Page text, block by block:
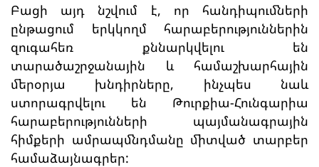
Բացի այդ նշվում է, որ հանդիպումների
ընթացում երկկողմ հարաբերություններին
զուգահեռ քննարկվելու են
տարածաշրջանային և համաշխարհային
մերօրյա խնդիրները, ինչպես նաև
ստորագրվելու են Թուրքիա-Հունգարիա
հարաբերությունների պայմանագրային
հիմքերի ամրապմնդմանը միտված տարբեր
համաձայնագրեր: